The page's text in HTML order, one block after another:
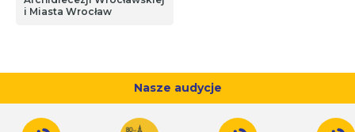
i Miasta Wrocław
Nasze audycje